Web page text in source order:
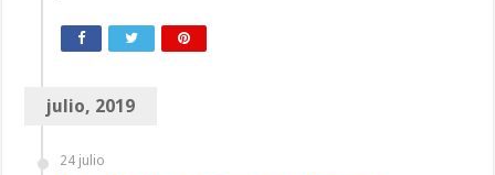
julio, 2019
24 julio